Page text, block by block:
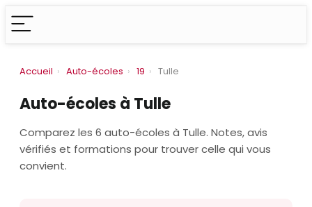
Accueil › Auto-écoles › 19 › Tulle
Auto-écoles à Tulle
Comparez les 6 auto-écoles à Tulle. Notes, avis
vérifiés et formations pour trouver celle qui vous
convient.